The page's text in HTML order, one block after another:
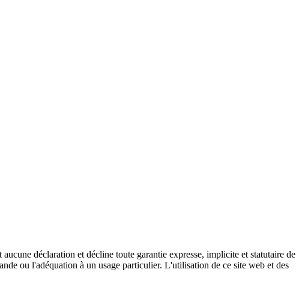
déclaration et décline toute garantie expresse, implicite et statutaire de
ou l'adéquation à un usage particulier. L'utilisation de ce site web et des